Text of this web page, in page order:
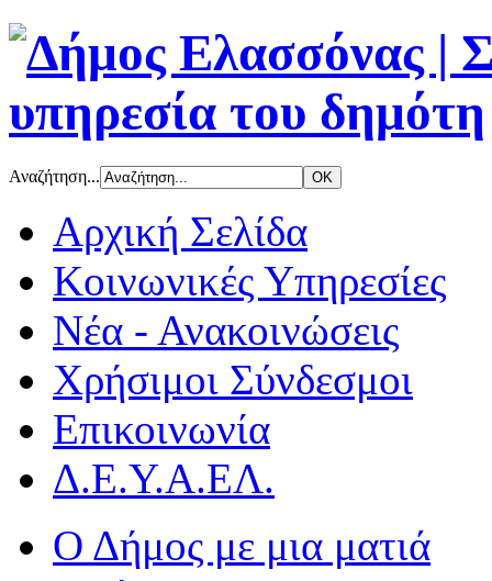
Αναζήτηση...
Αρχική Σελίδα
Κοινωνικές Υπηρεσίες
Νέα - Ανακοινώσεις
Χρήσιμοι Σύνδεσμοι
Επικοινωνία
Δ.Ε.Υ.Α.ΕΛ.
Ο Δήμος με μια ματιά